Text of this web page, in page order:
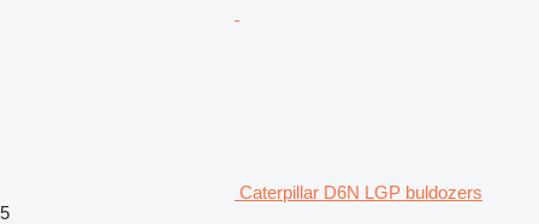
Caterpillar D6N LGP buldozers
5